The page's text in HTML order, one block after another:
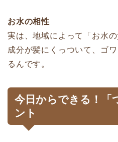
お水の相性
実は、地域によって「お水
成分が髪にくっついて、ゴ
るんです。
今日からできる！「
ント